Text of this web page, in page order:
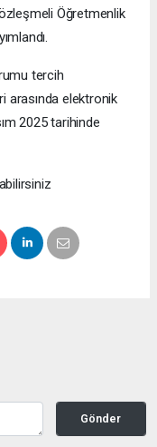
Öğretmenlik
tercih
arasında elektronik
2025 tarihinde
Gönder